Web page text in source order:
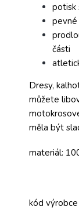
potisk
části
Dresy,
můžete
měla být
materiál:
kód